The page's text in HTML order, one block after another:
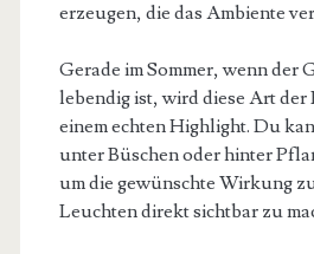
erzeugen, die das Ambiente
Gerade im Sommer, wenn der
lebendig ist, wird diese Art
einem echten Highlight. Du
unter Büschen oder hinter
um die gewünschte Wirkung
Leuchten direkt sichtbar zu